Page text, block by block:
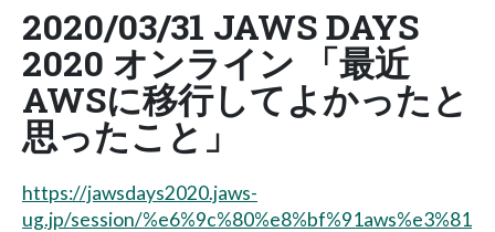
2020/03/31 JAWS DAYS
2020 オンライン 「最近
AWSに移行してよかったと
思ったこと」
https://jawsdays2020.jaws-
ug.jp/session/%e6%9c%80%e8%bf%91aws%e3%81